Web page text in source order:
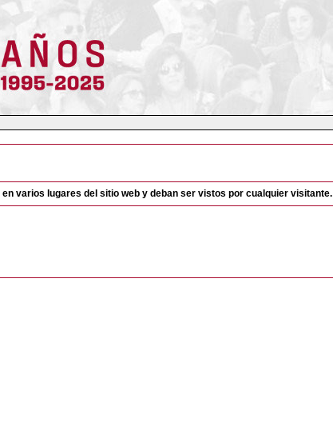
varios lugares del sitio web y deban ser vistos por cualquier visitante.